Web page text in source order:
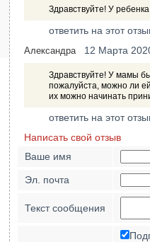
Здравствуйте! У
ответить на этот
Александра 12 Марта
Здравствуйте! У мамы
пожалуйста, можно ли
их можно начинать
ответить на этот
Написать свой отзыв
Ваше имя
Эл. почта
Текст сообщения